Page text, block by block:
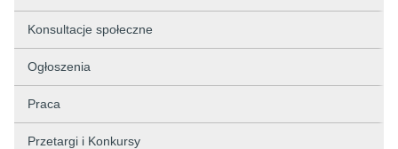
Konsultacje społeczne
Ogłoszenia
Praca
Przetargi i Konkursy